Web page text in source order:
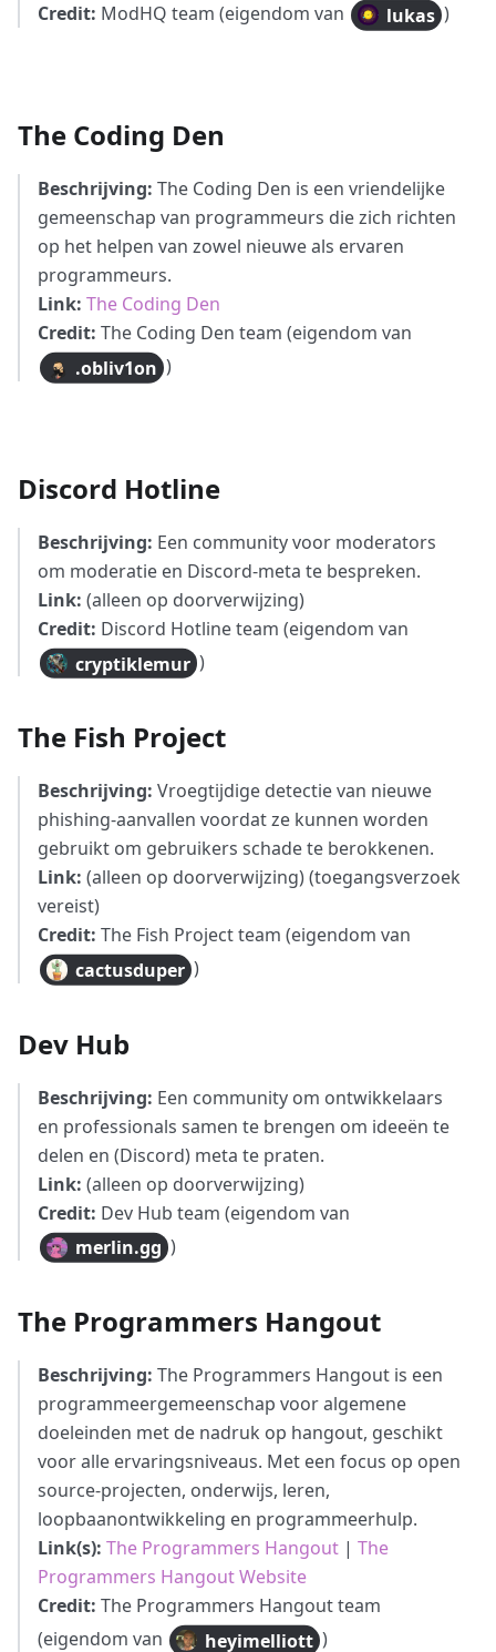
Credit: ModHQ team (eigendom van lukas )
The Coding Den
Beschrijving: The Coding Den is een vriendelijke
gemeenschap van programmeurs die zich richten
op het helpen van zowel nieuwe als ervaren
programmeurs.
Link: The Coding Den
Credit: The Coding Den team (eigendom van
.obliv1on )
Discord Hotline
Beschrijving: Een community voor moderators
om moderatie en Discord-meta te bespreken.
Link: (alleen op doorverwijzing)
Credit: Discord Hotline team (eigendom van
cryptiklemur )
The Fish Project
Beschrijving: Vroegtijdige detectie van nieuwe
phishing-aanvallen voordat ze kunnen worden
gebruikt om gebruikers schade te berokkenen.
Link: (alleen op doorverwijzing) (toegangsverzoek
vereist)
Credit: The Fish Project team (eigendom van
cactusduper )
Dev Hub
Beschrijving: Een community om ontwikkelaars
en professionals samen te brengen om ideeën te
delen en (Discord) meta te praten.
Link: (alleen op doorverwijzing)
Credit: Dev Hub team (eigendom van
merlin.gg )
The Programmers Hangout
Beschrijving: The Programmers Hangout is een
programmeergemeenschap voor algemene
doeleinden met de nadruk op hangout, geschikt
voor alle ervaringsniveaus. Met een focus op open
source-projecten, onderwijs, leren,
loopbaanontwikkeling en programmeerhulp.
Link(s): The Programmers Hangout | The
Programmers Hangout Website
Credit: The Programmers Hangout team
(eigendom van
heyimelliott )